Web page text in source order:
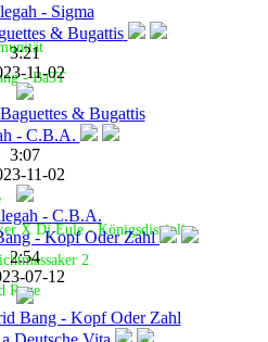
- Ba3T
X Dj Eule - Königsdisziplin
2
Rage
- Sigma
3:21
11-02
& Bugattis
3:07
11-02
- C.B.A.
2:54
07-12
Bang - Kopf Oder Zahl